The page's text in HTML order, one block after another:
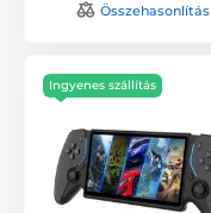
Összehasonlítás
Ingyenes szállítás